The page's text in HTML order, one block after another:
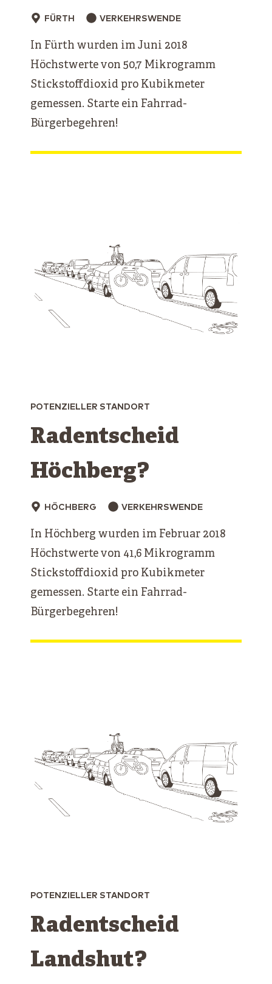
FÜRTH VERKEHRSWENDE
In Fürth wurden im Juni 2018
Höchstwerte von 50,7 Mikrogramm
Stickstoffdioxid pro Kubikmeter
gemessen. Starte ein Fahrrad-
Bürgerbegehren!
POTENZIELLER STANDORT
Radentscheid
Höchberg?
HÖCHBERG VERKEHRSWENDE
In Höchberg wurden im Februar 2018
Höchstwerte von 41,6 Mikrogramm
Stickstoffdioxid pro Kubikmeter
gemessen. Starte ein Fahrrad-
Bürgerbegehren!
POTENZIELLER STANDORT
Radentscheid
Landshut?